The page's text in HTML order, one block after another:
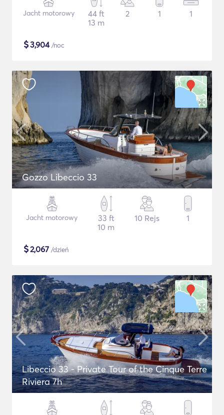
Jacht motorowy
44 ft
13 m
2 1 1
$3,904/noc
Gozzo Libeccio 33
Jacht motorowy
33 ft
10 m
10 Rejs 1
$2,067 /dzień
Libeccio 33 - Private Tour of the Cinque Terre
Riviera 7h